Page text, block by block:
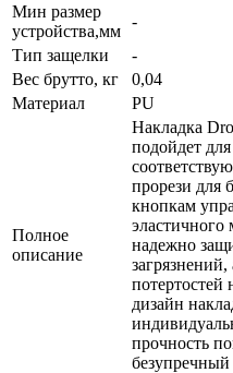
Мин размер
устройства,мм
-
Тип защелки
-
Вес брутто, кг
0,04
Материал
PU
Полное
описание
Накладка
подойдет
прорези для
кнопкам
эластичного
надежно
потертостей
дизайн
прочность
безупречный